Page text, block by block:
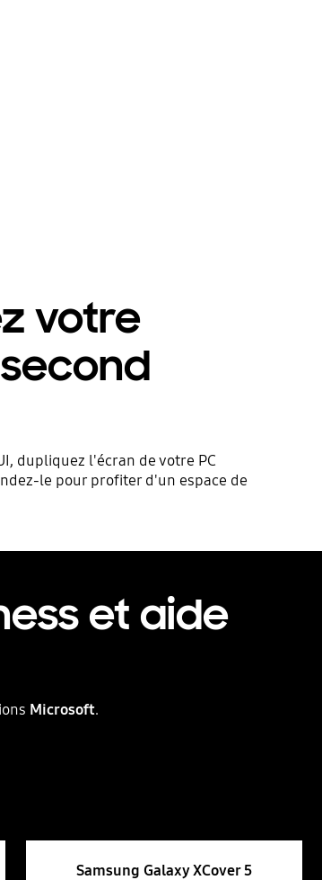
votre
dupliquez l'écran de votre PC
le pour profiter d'un espace de
et aide
Microsoft.
Samsung Galaxy XCover 5